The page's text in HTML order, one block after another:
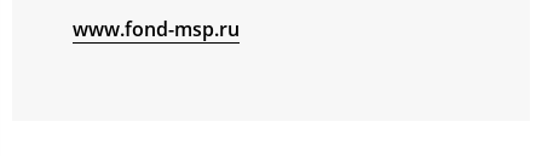
www.fond-msp.ru